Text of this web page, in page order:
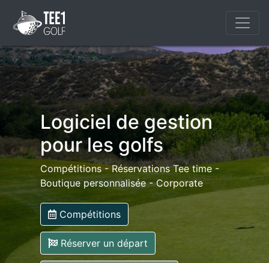
Logiciel de gestion
pour les golfs
Compétitions - Réservations Tee time -
Boutique personnalisée - Corporate
Compétitions
Réserver un départ